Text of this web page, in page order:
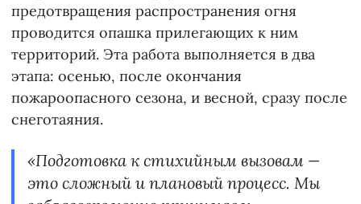
предотвращения распространения огня
проводится опашка прилегающих к ним
территорий. Эта работа выполняется в два
этапа: осенью, после окончания
пожароопасного сезона, и весной, сразу после
снеготаяния.
«Подготовка к стихийным вызовам —
это сложный и плановый процесс. Мы